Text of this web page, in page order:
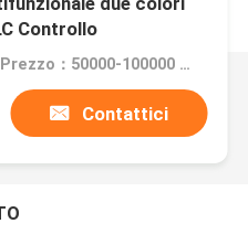
Controllo
Prezzo：50000-100000 Usd
Contattici